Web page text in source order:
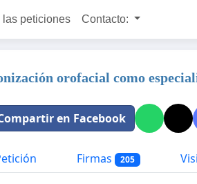
las peticiones Contacto:
orofacial como
en Facebook
Firmas 205